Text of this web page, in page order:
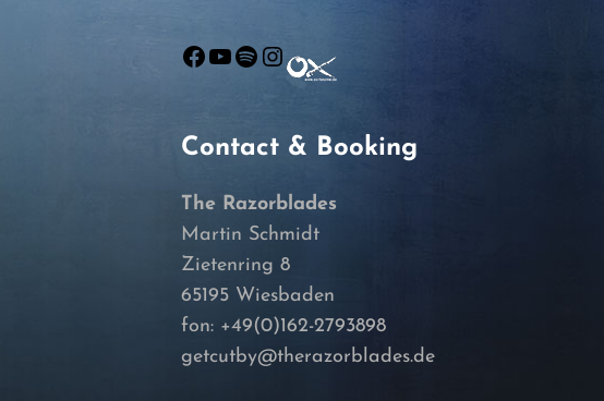
Facebook
YouTube
Spotify
Instagram
Contact & Booking
The Razorblades
Martin Schmidt
Zietenring 8
65195 Wiesbaden
fon: +49(0)162-2793898
getcutby@therazorblades.de